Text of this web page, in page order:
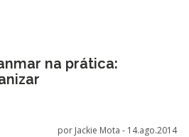
na prática:
por Jackie Mota - 14.ago.2014